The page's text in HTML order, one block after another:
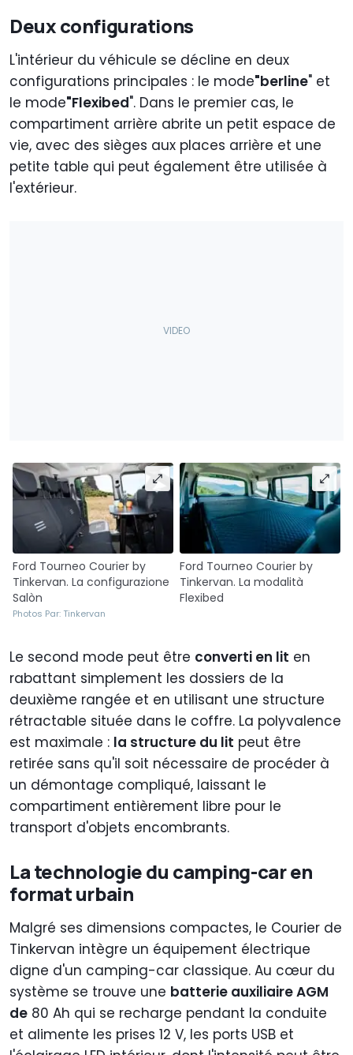
Deux configurations
L'intérieur du véhicule se décline en deux
configurations principales : le mode"berline" et
le mode"Flexibed". Dans le premier cas, le
compartiment arrière abrite un petit espace de
vie, avec des sièges aux places arrière et une
petite table qui peut également être utilisée à
l'extérieur.
Ford Tourneo Courier by
Tinkervan. La configurazione
Salòn
Photos Par: Tinkervan
Ford Tourneo Courier by
Tinkervan. La modalità
Flexibed
Le second mode peut être converti en lit en
rabattant simplement les dossiers de la
deuxième rangée et en utilisant une structure
rétractable située dans le coffre. La polyvalence
est maximale : la structure du lit peut être
retirée sans qu'il soit nécessaire de procéder à
un démontage compliqué, laissant le
compartiment entièrement libre pour le
transport d'objets encombrants.
La technologie du camping-car en
format urbain
Malgré ses dimensions compactes, le Courier de
Tinkervan intègre un équipement électrique
digne d'un camping-car classique. Au cœur du
système se trouve une batterie auxiliaire AGM
de 80 Ah qui se recharge pendant la conduite
et alimente les prises 12 V, les ports USB et